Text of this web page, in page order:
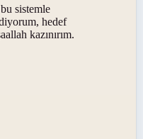
sistemle
hedef
kazınırım.